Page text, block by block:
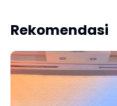
Wadah Positif
Muda
Rekomendasi